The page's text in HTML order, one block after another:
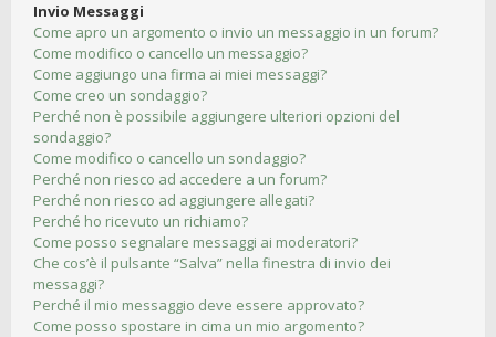
Invio Messaggi
Come apro un argomento o invio un messaggio in un forum?
Come modifico o cancello un messaggio?
Come aggiungo una firma ai miei messaggi?
Come creo un sondaggio?
Perché non è possibile aggiungere ulteriori opzioni del
sondaggio?
Come modifico o cancello un sondaggio?
Perché non riesco ad accedere a un forum?
Perché non riesco ad aggiungere allegati?
Perché ho ricevuto un richiamo?
Come posso segnalare messaggi ai moderatori?
Che cos’è il pulsante “Salva” nella finestra di invio dei
messaggi?
Perché il mio messaggio deve essere approvato?
Come posso spostare in cima un mio argomento?